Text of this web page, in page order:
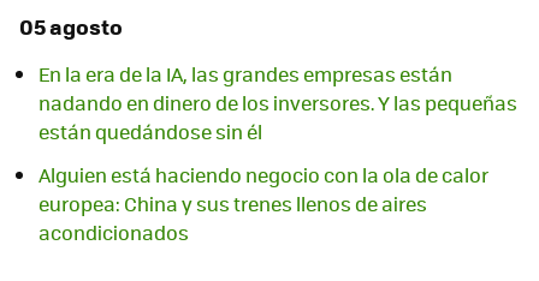
05 agosto
En la era de la IA, las grandes empresas están
nadando en dinero de los inversores. Y las pequeñas
están quedándose sin él
Alguien está haciendo negocio con la ola de calor
europea: China y sus trenes llenos de aires
acondicionados